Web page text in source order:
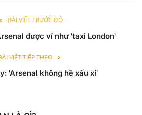
BÀI VIẾT TRƯỚC ĐÓ
được ví như 'taxi London'
VIẾT TIẾP THEO
'Arsenal không hề xấu xí'